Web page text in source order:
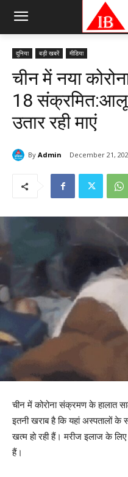
दुनिया बड़ी खबरें मीडिया
चीन में नया
18 संक्रमित:आलू
उतार रही माएं
By Admin December 21,
चीन में कोरोना संक्रमण के हालात
इतनी खराब है कि यहां अस्पतालों के
खत्म हो रही हैं। मरीज इलाज के
हैं।